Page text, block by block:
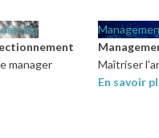
manager
Maîtriser
En savoir